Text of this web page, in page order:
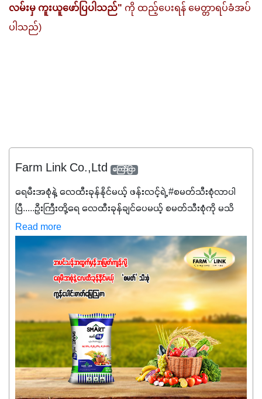
လမ်းမှ ကူးယူဖော်ပြပါသည်" ကို ထည့်ပေးရန် မေတ္တာရပ်ခံအပ်
ပါသည်)
Farm Link Co.,Ltd ကြော်ငြာ
ရေမီးအစုံနဲ့ လေထီးခုန်နိုင်မယ့် ဖန်းလင့်ရဲ့ #စမတ်သီးစုံလာပါ
ပြီ.....ဦးကြီးတို့ရေ ‌လေထီးခုန်ချင်ပေမယ့် စမတ်သီးစုံကို မသိ
သေးရင်တော့ ဒီစာလေးကို ဆက်ဖတ်‌ပေးပါ #စမတ်သီးစုံဆိုတာ
အပင်တိုင်းအတွက် အဓိကအာဟာရNPK (19:7:8)နဲ့ #ဟူးမစ်
အက်စစ်တို့ အချိုးကျ ပေါင်းစပ်ထားတဲ့ ကွန်ပေါင်း
ဓာတ်မြေဩဇာဖြစ်ပါတယ်။ အဓိကအကျိုးကျေးဇူးတွေအနေနဲ့
ကတော့ နိုက်ထရိုဂျင် 19%ပါဝင်တဲ့အတွက် ကလိုရိုဖီးလ်ဖွဲ့စည်း
မှုကို အားပေးကာ သီးနှံပင်များ၏အရွက်များစိမ်းလန်းသန်စွမ်း
ပြီး အစာချက်လုပ်မှုအားကောင်းစေပါတယ်။ အပင်၏ပင်ပိုင်း
ကြီးထွားမှုကို တိုးမြင့်စေကာ အပင်သန်၍ အကြီးမြန်စေပါတယ်။
သင့်တော်တဲ့ Phosphorus 7%ပါဝင်မှုကြောင့် အပင်ရဲ့ အမြစ်
ဖွဲ့စည်းတည်ဆောက်မှုကို ပို၍သန်မာလာအောင် အားပေးပါ
တယ်။ ဒါ့အပြင် ပန်းပွင့်ခြင်း၊အသီးသီးခြင်း၊အစေ့တည်ခြင်း
Read more